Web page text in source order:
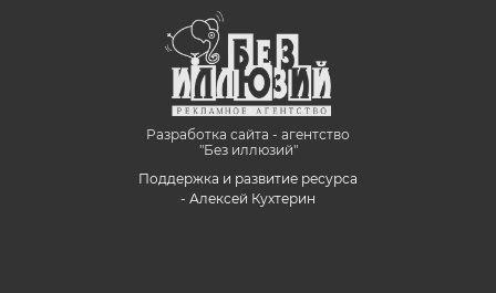
Разработка сайта - агентство
"Без иллюзий"
Поддержка и развитие ресурса
- Алексей Кухтерин